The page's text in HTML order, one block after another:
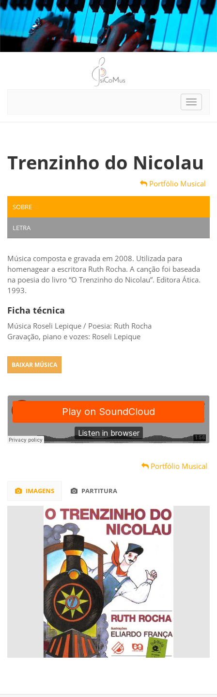
Toggle
Trenzinho do Nicolau
Portfólio Musical
SOBRE
LETRA
Música composta e gravada em 2008. Utilizada para
homenagear a escritora Ruth Rocha. A canção foi baseada
na poesia do livro “O Trenzinho do Nicolau”. Editora Ática.
1993.
Ficha técnica
Música Roseli Lepique / Poesia: Ruth Rocha
Gravação, piano e vozes: Roseli Lepique
BAIXAR MÚSICA
Portfólio Musical
IMAGENS PARTITURA